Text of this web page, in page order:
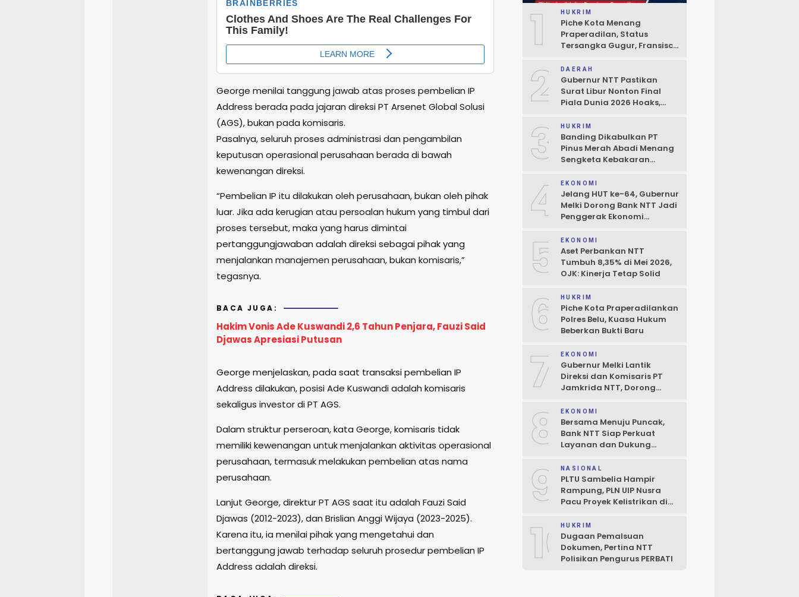
George menilai tanggung jawab atas proses pembelian IP
Address berada pada jajaran direksi PT Arsenet Global Solusi
(AGS), bukan pada komisaris.
Pasalnya, seluruh proses administrasi dan pengambilan
keputusan operasional perusahaan berada di bawah
kewenangan direksi.
“Pembelian IP itu dilakukan oleh perusahaan, bukan oleh pihak
luar. Jika ada kerugian atau persoalan hukum yang timbul dari
proses tersebut, maka yang harus dimintai
pertanggungjawaban adalah direksi sebagai pihak yang
menjalankan manajemen perusahaan, bukan komisaris,”
tegasnya.
BACA JUGA:
Hakim Vonis Ade Kuswandi 2,6 Tahun Penjara, Fauzi Said
Djawas Apresiasi Putusan
George menjelaskan, pada saat transaksi pembelian IP
Address dilakukan, posisi Ade Kuswandi adalah komisaris
sekaligus investor di PT AGS.
Dalam struktur perseroan, kata George, komisaris tidak
memiliki kewenangan untuk menjalankan aktivitas operasional
perusahaan, termasuk melakukan pembelian atas nama
perusahaan.
Lanjut George, direktur PT AGS saat itu adalah Fauzi Said
Djawas (2012-2023), dan Brislian Anggi Wijaya (2023-2025).
Karena itu, ia menilai pihak yang mengetahui dan
bertanggung jawab terhadap seluruh prosedur pembelian IP
Address adalah direksi.
1 HUKRIM
Piche Kota Menang
Praperadilan, Status
Tersangka Gugur, Fransisco
Pendukung
2 DAERAH
Gubernur NTT Pastikan
Surat Libur Nonton Final
Piala Dunia 2026 Hoaks,
Boleh Terhambat
3 HUKRIM
Banding Dikabulkan PT
Pinus Merah Abadi Menang
Sengketa Kebakaran
4 EKONOMI
Jelang HUT ke-64, Gubernur
Melki Dorong Bank NTT Jadi
Penggerak Ekonomi
5 EKONOMI
Aset Perbankan NTT
Tumbuh 8,35% di Mei 2026,
OJK: Kinerja Tetap Solid
6 HUKRIM
Piche Kota Praperadilankan
Polres Belu, Kuasa Hukum
Beberkan Bukti Baru
7 EKONOMI
Gubernur Melki Lantik
Direksi dan Komisaris PT
Jamkrida NTT, Dorong
Kredit UMKM
8 EKONOMI
Bersama Menuju Puncak,
Bank NTT Siap Perkuat
Layanan dan Dukung
9 NASIONAL
PLTU Sambelia Hampir
Rampung, PLN UIP Nusra
Pacu Proyek Kelistrikan di
10HUKRIM
Dugaan Pemalsuan
Dokumen, Pertina NTT
Polisikan Pengurus PERBATI